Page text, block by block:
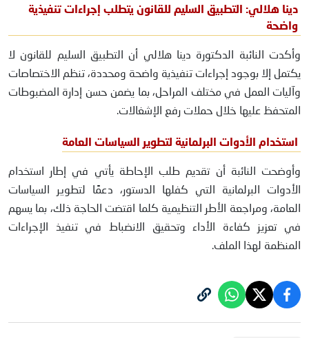
دينا هلالي: التطبيق السليم للقانون يتطلب إجراءات تنفيذية
واضحة
وأكدت النائبة الدكتورة دينا هلالي أن التطبيق السليم للقانون لا
يكتمل إلا بوجود إجراءات تنفيذية واضحة ومحددة، تنظم الاختصاصات
وآليات العمل في مختلف المراحل، بما يضمن حسن إدارة المضبوطات
المتحفظ عليها خلال حملات رفع الإشغالات.
استخدام الأدوات البرلمانية لتطوير السياسات العامة
وأوضحت النائبة أن تقديم طلب الإحاطة يأتي في إطار استخدام
الأدوات البرلمانية التي كفلها الدستور، دعمًا لتطوير السياسات
العامة، ومراجعة الأطر التنظيمية كلما اقتضت الحاجة ذلك، بما يسهم
في تعزيز كفاءة الأداء وتحقيق الانضباط في تنفيذ الإجراءات
المنظمة لهذا الملف.